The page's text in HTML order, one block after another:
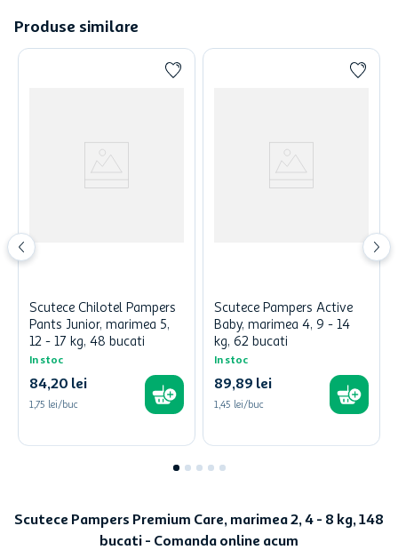
Produse similare
Scutece Chilotel Pampers
Pants Junior, marimea 5,
12 - 17 kg, 48 bucati
In stoc
84,20 lei
1,75 lei/buc
Scutece Pampers Active
Baby, marimea 4, 9 - 14
kg, 62 bucati
In stoc
89,89 lei
1,45 lei/buc
Scutece Pampers Premium Care, marimea 2, 4 - 8 kg, 148
bucati - Comanda online acum